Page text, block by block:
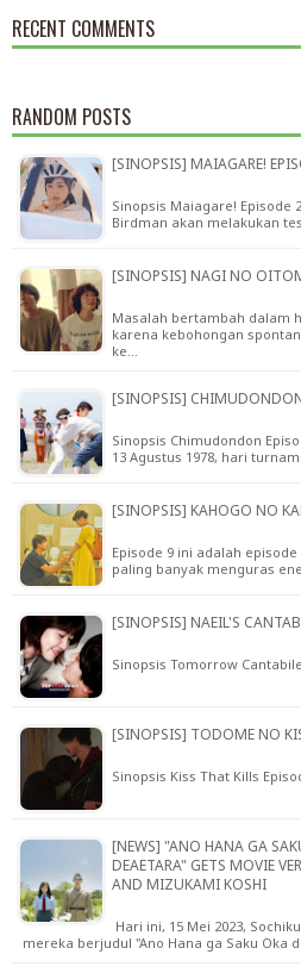
RECENT COMMENTS
RANDOM POSTS
[SINOPSIS] MAIAGARE!
Sinopsis Maiagare! Episode
Birdman akan melakukan
[SINOPSIS] NAGI NO
Masalah bertambah dalam
karena kebohongan
ke…
[SINOPSIS]
Sinopsis Chimudondon
13 Agustus 1978, hari
[SINOPSIS] KAHOGO NO
Episode 9 ini adalah
paling banyak menguras
[SINOPSIS] NAEIL'S
Sinopsis Tomorrow
[SINOPSIS] TODOME NO
Sinopsis Kiss That Kills
[NEWS] "ANO HANA GA
DEAETARA" GETS MOVIE
AND MIZUKAMI KOSHI
Hari ini, 15 Mei 2023,
mereka berjudul "Ano Hana ga Saku Oka